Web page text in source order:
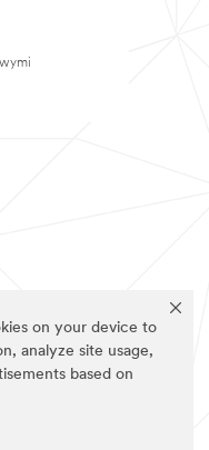
on your device to
analyze site usage,
based on